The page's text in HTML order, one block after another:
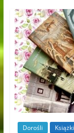
Dorośli Książki